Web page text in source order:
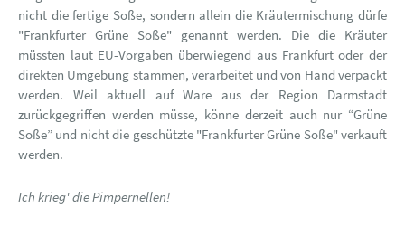
nicht die fertige Soße, sondern allein die Kräutermischung dürfe
"Frankfurter Grüne Soße" genannt werden. Die die Kräuter
müssten laut EU-Vorgaben überwiegend aus Frankfurt oder der
direkten Umgebung stammen, verarbeitet und von Hand verpackt
werden. Weil aktuell auf Ware aus der Region Darmstadt
zurückgegriffen werden müsse, könne derzeit auch nur “Grüne
Soße” und nicht die geschützte "Frankfurter Grüne Soße" verkauft
werden.
Ich krieg' die Pimpernellen!